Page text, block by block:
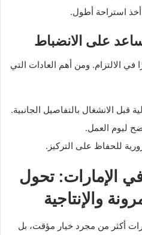
أخذ استراحة أطول.
على الانضباط
في الالتزام. ومن أهم العادات التي
قبل الانشغال بالتفاصيل الجانبية.
ليوم العمل.
للحفاظ على التركيز.
الإمارات: تحول
والإنتاجية
أكثر من مجرد خيار مؤقت، بل